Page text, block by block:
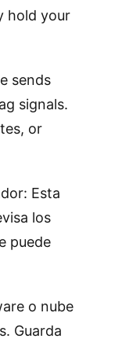
hold your
sends
signals.
or
Esta
los
puede
o nube
Guarda